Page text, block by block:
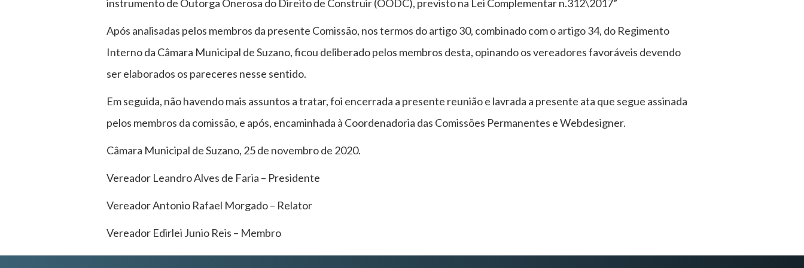
instrumento de Outorga Onerosa do Direito de Construir (OODC), previsto na Lei Complementar n.312\2017”
Após analisadas pelos membros da presente Comissão, nos termos do artigo 30, combinado com o artigo 34, do Regimento
Interno da Câmara Municipal de Suzano, ficou deliberado pelos membros desta, opinando os vereadores favoráveis devendo
ser elaborados os pareceres nesse sentido.
Em seguida, não havendo mais assuntos a tratar, foi encerrada a presente reunião e lavrada a presente ata que segue assinada
pelos membros da comissão, e após, encaminhada à Coordenadoria das Comissões Permanentes e Webdesigner.
Câmara Municipal de Suzano, 25 de novembro de 2020.
Vereador Leandro Alves de Faria – Presidente
Vereador Antonio Rafael Morgado – Relator
Vereador Edirlei Junio Reis – Membro